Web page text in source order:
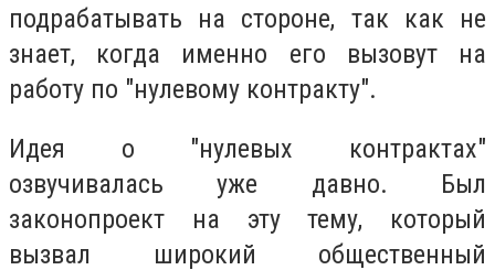
подрабатывать на стороне, так как не
знает, когда именно его вызовут на
работу по "нулевому контракту".
Идея о "нулевых контрактах"
озвучивалась уже давно. Был
законопроект на эту тему, который
вызвал широкий общественный